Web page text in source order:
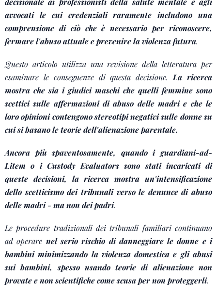
avvocati le cui credenziali raramente includono una
comprensione di ciò che è necessario per riconoscere,
fermare l'abuso attuale e prevenire la violenza futura.
Questo articolo utilizza una revisione della letteratura per
esaminare le conseguenze di questa decisione. La ricerca
mostra che sia i giudici maschi che quelli femmine sono
scettici sulle affermazioni di abuso delle madri e che le
loro opinioni contengono stereotipi negativi sulle donne su
cui si basano le teorie dell'alienazione parentale.
Ancora più spaventosamente, quando i guardiani-ad-
Litem o i Custody Evaluators sono stati incaricati di
queste decisioni, la ricerca mostra un'intensificazione
dello scetticismo dei tribunali verso le denunce di abuso
delle madri - ma non dei padri.
Le procedure tradizionali dei tribunali familiari continuano
ad operare nel serio rischio di danneggiare le donne e i
bambini minimizzando la violenza domestica e gli abusi
sui bambini, spesso usando teorie di alienazione non
provate e non scientifiche come scusa per non proteggerli.